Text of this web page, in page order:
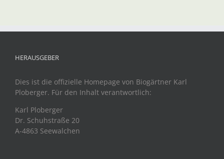
HERAUSGEBER
Dies ist die offizielle Homepage von Biogärtner Karl
Ploberger. Für den Inhalt verantwortlich:
Karl Ploberger
Dr. Schuhstraße 20
A-4863 Seewalchen